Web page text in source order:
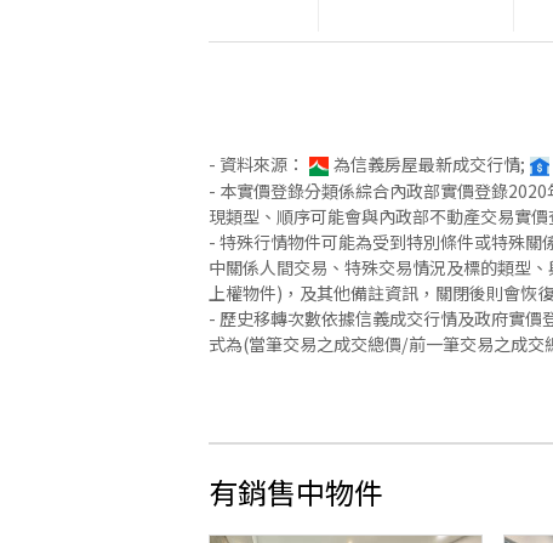
- 資料來源： 為信義房屋最新成交行情;
- 本實價登錄分類係綜合內政部實價登錄
現類型、順序可能會與內政部不動產交易實
- 特殊行情物件可能為受到特別條件或特殊
中關係人間交易、特殊交易情況及標的類型
上權物件)，及其他備註資訊，關閉後則會恢
- 歷史移轉次數依據信義成交行情及政府實
式為(當筆交易之成交總價/前一筆交易之成
有銷售中物件